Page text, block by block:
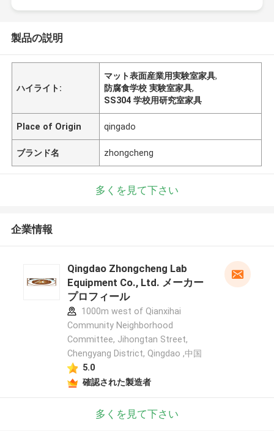
製品の説明
ハイライト:
マット表面産業用実験室家具,
防腐食学校 実験室家具,
SS304 学校用研究室家具
Place of Origin qingado
ブランド名 zhongcheng
多くを見て下さい
企業情報
Qingdao Zhongcheng Lab
Equipment Co., Ltd. メーカー
プロフィール
1000m west of Qianxihai
Community Neighborhood
Committee, Jihongtan Street,
Chengyang District, Qingdao ,中国
5.0
確認された製造者
多くを見て下さい